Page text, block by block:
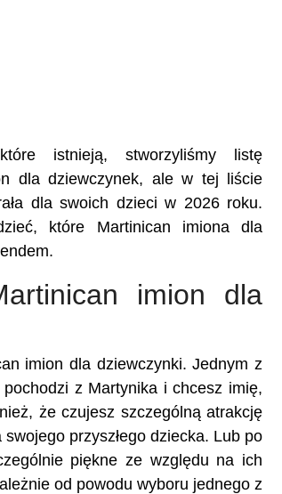
istnieją, stworzyliśmy listę
dla dziewczynek, ale w tej liście
dla swoich dzieci w 2026 roku.
które Martinican imiona dla
imion dla
imion dla dziewczynki. Jednym z
z Martynika i chcesz imię,
że czujesz szczególną atrakcję
przyszłego dziecka. Lub po
piękne ze względu na ich
od powodu wyboru jednego z